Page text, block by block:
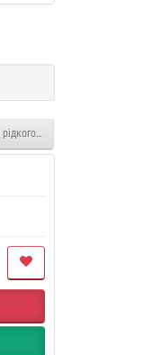
мила "Rodos" YX031